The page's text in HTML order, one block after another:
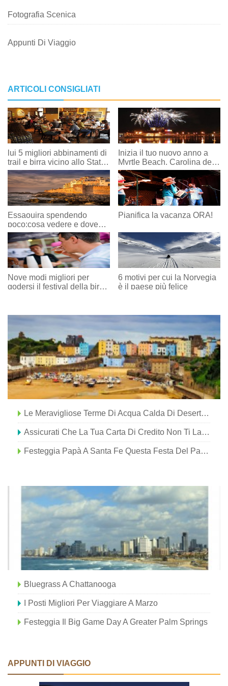
Fotografia Scenica
Appunti Di Viaggio
ARTICOLI CONSIGLIATI
lui 5 migliori abbinamenti di
trail e birra vicino allo State
College
Inizia il tuo nuovo anno a
Myrtle Beach, Carolina del
Sud:riepilogo dell'evento
2019
Essaouira spendendo
poco:cosa vedere e dove
dormire
Pianifica la vacanza ORA!
Nove modi migliori per
godersi il festival della birra
6 motivi per cui la Norvegia
è il paese più felice
Le Meravigliose Terme Di Acqua Calda Di Desert Hot Springs
Assicurati Che La Tua Carta Di Credito Non Ti Lasci A Piedi
Festeggia Papà A Santa Fe Questa Festa Del Papà!
Bluegrass A Chattanooga
I Posti Migliori Per Viaggiare A Marzo
Festeggia Il Big Game Day A Greater Palm Springs
APPUNTI DI VIAGGIO